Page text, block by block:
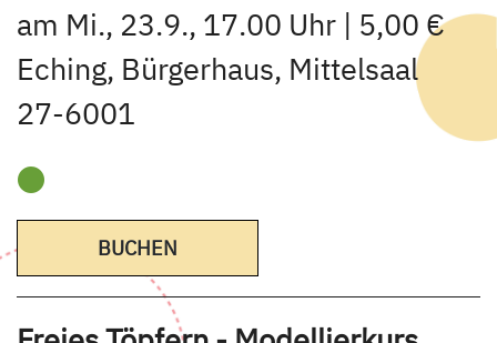
am Mi., 23.9., 17.00 Uhr | 5,00 €
Eching, Bürgerhaus, Mittelsaal
27-6001
BUCHEN